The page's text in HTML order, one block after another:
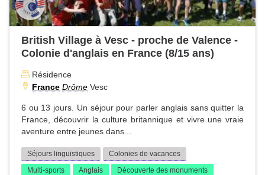
British Village à Vesc - proche de Valence -
Colonie d'anglais en France (8/15 ans)
Résidence
France Drôme Vesc
6 ou 13 jours. Un séjour pour parler anglais sans quitter la
France, découvrir la culture britannique et vivre une vraie
aventure entre jeunes dans...
Séjours linguistiques
Colonies de vacances
Multi-sports
Anglais
Découverte des monuments